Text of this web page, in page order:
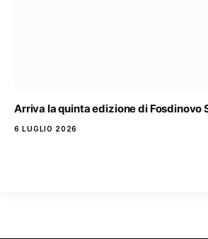
Arriva la quinta edizione di Fosdinovo
6 LUGLIO 2026